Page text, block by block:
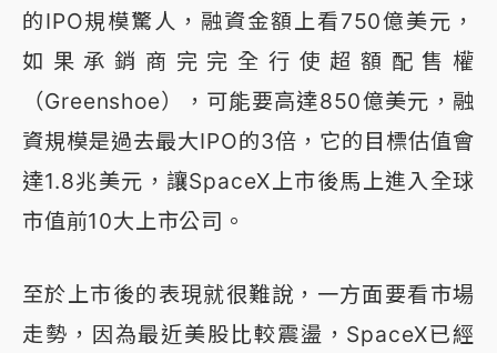
的IPO規模驚人，融資金額上看750億美元，
如果承銷商完完全行使超額配售權
（Greenshoe），可能要高達850億美元，融
資規模是過去最大IPO的3倍，它的目標估值會
達1.8兆美元，讓SpaceX上市後馬上進入全球
市值前10大上市公司。
至於上市後的表現就很難說，一方面要看市場
走勢，因為最近美股比較震盪，SpaceX已經